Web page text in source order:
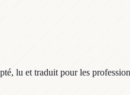
lu et traduit pour les